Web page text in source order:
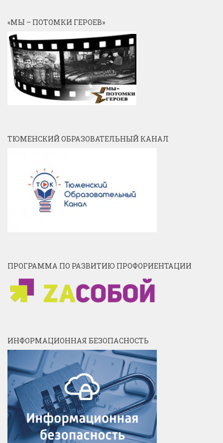
«МЫ – ПОТОМКИ ГЕРОЕВ»
ТЮМЕНСКИЙ ОБРАЗОВАТЕЛЬНЫЙ КАНАЛ
ПРОГРАММА ПО РАЗВИТИЮ ПРОФОРИЕНТАЦИИ
ИНФОРМАЦИОННАЯ БЕЗОПАСНОСТЬ